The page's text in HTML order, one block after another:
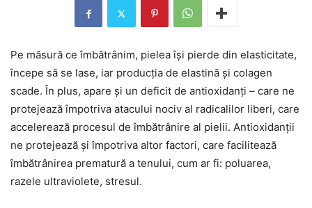
Pe măsură ce îmbătrânim, pielea își pierde din elasticitate,
începe să se lase, iar producția de elastină și colagen
scade. În plus, apare și un deficit de antioxidanți – care ne
protejează împotriva atacului nociv al radicalilor liberi, care
accelerează procesul de îmbătrânire al pielii. Antioxidanții
ne protejează și împotriva altor factori, care facilitează
îmbătrânirea prematură a tenului, cum ar fi: poluarea,
razele ultraviolete, stresul.